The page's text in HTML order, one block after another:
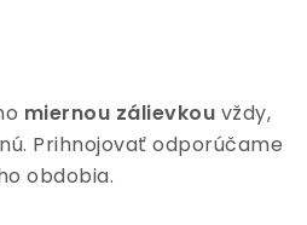
miernou zálievkou vždy,
Prihnojovať odporúčame
obdobia.